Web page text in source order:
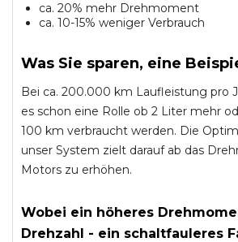
ca. 20% mehr Drehmoment
ca. 10-15% weniger Verbrauch
Was Sie sparen, eine
Bei ca. 200.000 km Laufleistung pro
es schon eine Rolle ob 2 Liter mehr
100 km verbraucht werden. Die
unser System zielt darauf ab das
Motors zu erhöhen.
Wobei ein höheres
Drehzahl - ein schaltfauleres